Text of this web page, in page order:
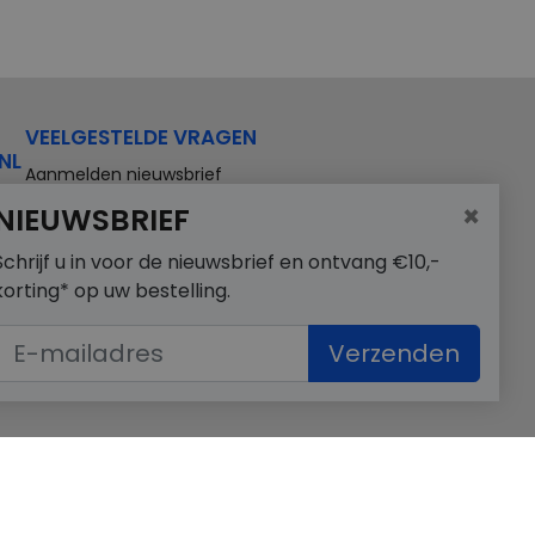
VEELGESTELDE VRAGEN
Aanmelden nieuwsbrief
×
u in voor de nieuwsbrief en ontvang €10,-
op uw bestelling.
Verzenden